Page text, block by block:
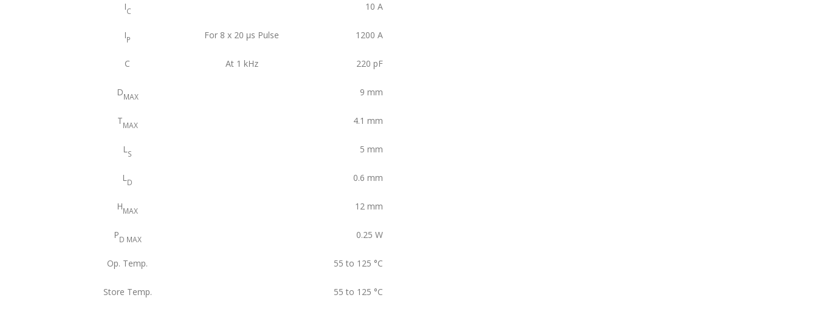
IC 10 A
IP For 8 x 20 μs Pulse 1200 A
C At 1 kHz 220 pF
DMAX 9 mm
TMAX 4.1 mm
LS 5 mm
LD 0.6 mm
HMAX 12 mm
PD MAX 0.25 W
Op. Temp. 55 to 125 °C
Store Temp. 55 to 125 °C